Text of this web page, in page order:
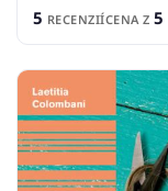
5 RECENZIÍCENA Z 5